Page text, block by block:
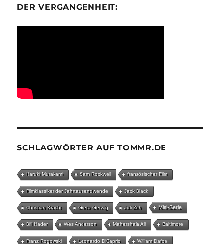
ER VERGANGENHEIT:
SCHLAGWÖRTER AUF TOMMR.DE
Haruki Murakami Sam Rockwell französischer Film
Filmklassiker der Jahrtausendwende Jack Black
Christian Kracht Greta Gerwig Juli Zeh Mini-Serie
Bill Hader Wes Anderson Mahershala Ali Baltimore
Franz Rogowski Leonardo DiCaprio William Dafoe